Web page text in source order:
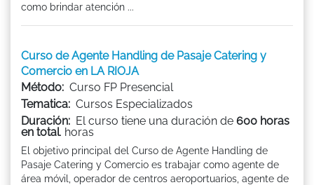
como brindar atención ...
Curso de Agente Handling de Pasaje Catering y
Comercio en LA RIOJA
Método: Curso FP Presencial
Tematica: Cursos Especializados
Duración: El curso tiene una duración de 600 horas
en total. horas
El objetivo principal del Curso de Agente Handling de
Pasaje Catering y Comercio es trabajar como agente de
área móvil, operador de centros aeroportuarios, agente de